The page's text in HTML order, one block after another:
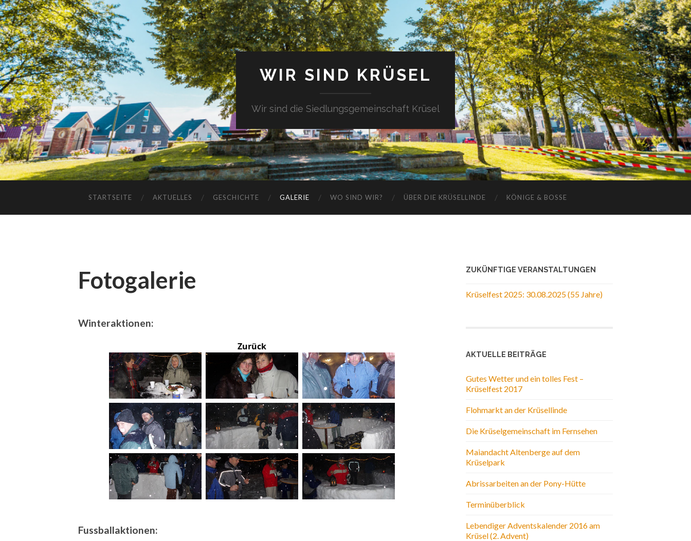
WIR SIND KRÜSEL
Wir sind die Siedlungsgemeinschaft Krüsel
STARTSEITE AKTUELLES GESCHICHTE GALERIE WO SIND WIR? ÜBER DIE KRÜSELLINDE KÖNIGE & BOSSE
Fotogalerie
Winteraktionen:
Zurück
Fussballaktionen:
ZUKÜNFTIGE VERANSTALTUNGEN
Krüselfest 2025: 30.08.2025 (55 Jahre)
AKTUELLE BEITRÄGE
Gutes Wetter und ein tolles Fest –
Krüselfest 2017
Flohmarkt an der Krüsellinde
Die Krüselgemeinschaft im Fernsehen
Maiandacht Altenberge auf dem
Krüselpark
Abrissarbeiten an der Pony-Hütte
Terminüberblick
Lebendiger Adventskalender 2016 am
Krüsel (2. Advent)